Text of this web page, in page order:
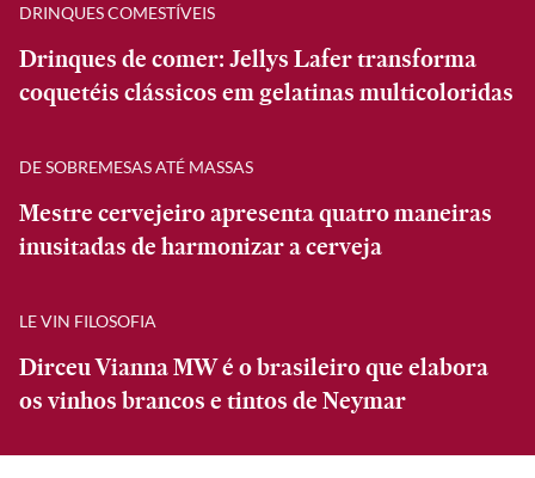
DRINQUES COMESTÍVEIS
Drinques de comer: Jellys Lafer transforma
coquetéis clássicos em gelatinas multicoloridas
DE SOBREMESAS ATÉ MASSAS
Mestre cervejeiro apresenta quatro maneiras
inusitadas de harmonizar a cerveja
LE VIN FILOSOFIA
Dirceu Vianna MW é o brasileiro que elabora
os vinhos brancos e tintos de Neymar